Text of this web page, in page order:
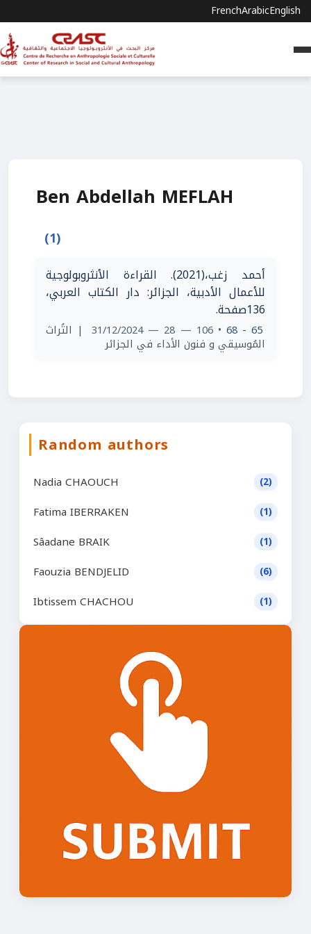
FrenchArabicEnglish
Ben Abdellah MEFLAH
(1)
أحمد زغب،(2021). القراءة الأنثروبولوجية
للأعمال الأدبية، الجزائر: دار الكتاب العربي،
136صفحة.
65 - 68
• 106 — 28 — 31/12/2024 | التُراث
المُوسيقي و فنون الأداء في الجزائر
Random authors
Nadia CHAOUCH (2)
Fatima IBERRAKEN (1)
Sâadane BRAIK (1)
Faouzia BENDJELID (6)
Ibtissem CHACHOU (1)